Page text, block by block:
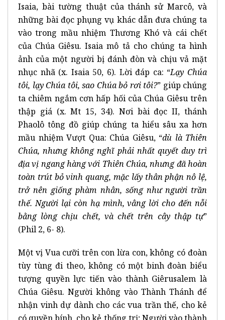
Isaia, bài tường thuật của thánh sử Marcô, và
những bài đọc phụng vụ khác dẫn đưa chúng ta
vào trong mầu nhiệm Thương Khó và cái chết
của Chúa Giêsu. Isaia mô tả cho chúng ta hình
ảnh của một người bị đánh đòn và chịu vả mặt
nhục nhã (x. Isaia 50, 6). Lời đáp ca: “Lạy Chúa
tôi, lạy Chúa tôi, sao Chúa bỏ rơi tôi?” giúp chúng
ta chiêm ngắm cơn hấp hối của Chúa Giêsu trên
thập giá (x. Mt 15, 34). Nơi bài đọc II, thánh
Phaolô tông đồ giúp chúng ta hiểu sâu xa hơn
mầu nhiệm Vượt Qua: Chúa Giêsu, “dù là Thiên
Chúa, nhưng không nghĩ phải nhất quyết duy trì
địa vị ngang hàng với Thiên Chúa, nhưng đã hoàn
toàn trút bỏ vinh quang, mặc lấy thân phận nô lệ,
trở nên giống phàm nhân, sống như người trần
thế. Người lại còn hạ mình, vâng lời cho đến nỗi
bằng lòng chịu chết, và chết trên cây thập tự”
(Phil 2, 6- 8).
Một vị Vua cưỡi trên con lừa con, không có đoàn
tùy tùng đi theo, không có một binh đoàn biểu
tượng quyền lực tiến vào thành Giêrusalem là
Chúa Giêsu. Người không vào Thành Thánh để
nhận vinh dự dành cho các vua trần thế, cho kẻ